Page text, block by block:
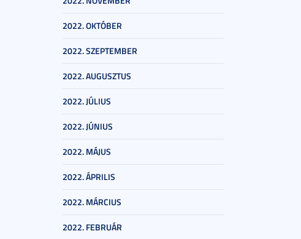
2022. OKTÓBER
2022. SZEPTEMBER
2022. AUGUSZTUS
2022. JÚLIUS
2022. JÚNIUS
2022. MÁJUS
2022. ÁPRILIS
2022. MÁRCIUS
2022. FEBRUÁR